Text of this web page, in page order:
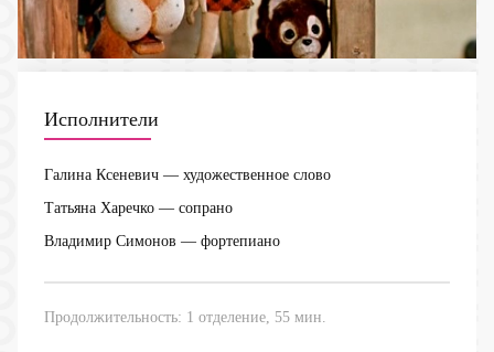
Исполнители
Галина Ксеневич — художественное слово
Татьяна Харечко — сопрано
Владимир Симонов — фортепиано
Продолжительность: 1 отделение, 55 мин.